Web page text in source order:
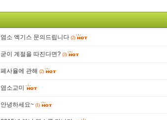
염소 엑기스 문의드립니다 (2)
굳이 계절을 따진다면? (3)
폐사율에 관해 (2)
염소교미
안녕하세요~ (1)